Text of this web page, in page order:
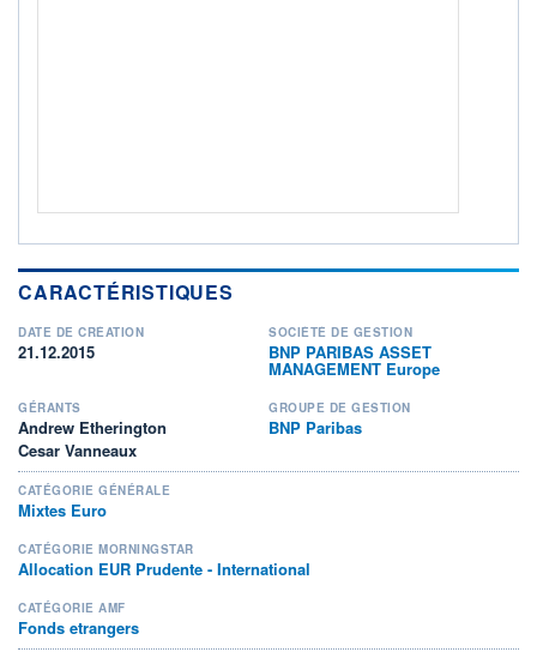
3/7
+ PORTEFEUILLE + LISTE
CARACTÉRISTIQUES
DATE DE CRÉATION
21.12.2015
SOCIÉTÉ DE GESTION
BNP PARIBAS ASSET
MANAGEMENT Europe
GÉRANTS
Andrew Etherington
Cesar Vanneaux
GROUPE DE GESTION
BNP Paribas
CATÉGORIE GÉNÉRALE
Mixtes Euro
CATÉGORIE MORNINGSTAR
Allocation EUR Prudente - International
CATÉGORIE AMF
Fonds etrangers